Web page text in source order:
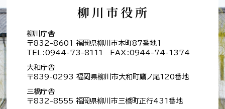
柳川庁舎
〒832-8601 福岡県柳川市本町87番地1
TEL：0944-73-8111 FAX：0944-74-1374
大和庁舎
〒839-0293 福岡県柳川市大和町鷹ノ尾120番地
三橋庁舎
〒832-8555 福岡県柳川市三橋町正行431番地